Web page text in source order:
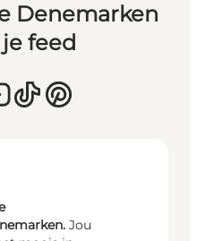
Denemarken
feed
Jou